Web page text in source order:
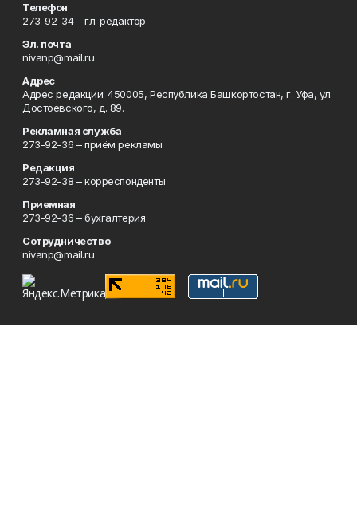
Телефон
273-92-34 – гл. редактор
Эл. почта
nivanp@mail.ru
Адрес
Адрес редакции: 450005, Республика Башкортостан, г. Уфа, ул.
Достоевского, д. 89.
Рекламная служба
273-92-36 – приём рекламы
Редакция
273-92-38 – корреспонденты
Приемная
273-92-36 – бухгалтерия
Сотрудничество
nivanp@mail.ru